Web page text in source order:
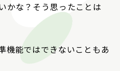
かな？そう思ったことは
機能ではできないこともあ